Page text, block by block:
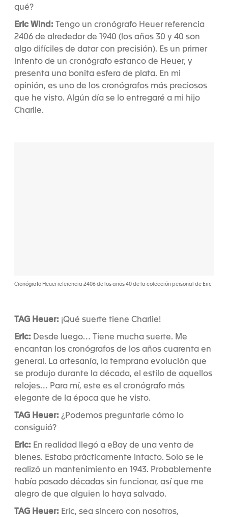
qué?
Eric Wind: Tengo un cronógrafo Heuer referencia
2406 de alrededor de 1940 (los años 30 y 40 son
algo difíciles de datar con precisión). Es un primer
intento de un cronógrafo estanco de Heuer, y
presenta una bonita esfera de plata. En mi
opinión, es uno de los cronógrafos más preciosos
que he visto. Algún día se lo entregaré a mi hijo
Charlie.
Cronógrafo Heuer referencia 2406 de los años 40 de la colección personal de Eric
TAG Heuer: ¡Qué suerte tiene Charlie!
Eric: Desde luego… Tiene mucha suerte. Me
encantan los cronógrafos de los años cuarenta en
general. La artesanía, la temprana evolución que
se produjo durante la década, el estilo de aquellos
relojes… Para mí, este es el cronógrafo más
elegante de la época que he visto.
TAG Heuer: ¿Podemos preguntarle cómo lo
consiguió?
Eric: En realidad llegó a eBay de una venta de
bienes. Estaba prácticamente intacto. Solo se le
realizó un mantenimiento en 1943. Probablemente
había pasado décadas sin funcionar, así que me
alegro de que alguien lo haya salvado.
TAG Heuer: Eric, sea sincero con nosotros,